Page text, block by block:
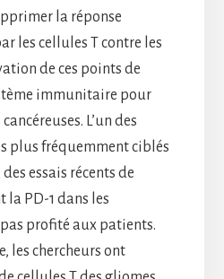
la réponse
les cellules T contre les
de ces points de
immunitaire pour
L’un des
plus fréquemment ciblés
essais récents de
PD-1 dans les
profité aux patients.
les chercheurs ont